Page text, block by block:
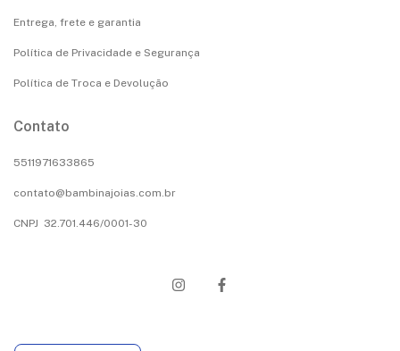
Entrega, frete e garantia
Política de Privacidade e Segurança
Política de Troca e Devolução
Contato
5511971633865
contato@bambinajoias.com.br
CNPJ 32.701.446/0001-30